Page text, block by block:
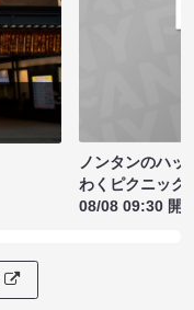
ノンタンのハッ
わくピクニック
08/08 09:30 開